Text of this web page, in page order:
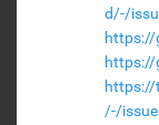
d/-/
https://
/-/